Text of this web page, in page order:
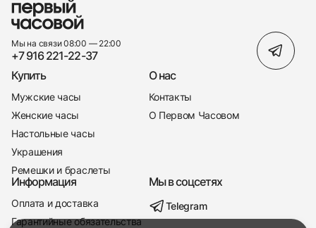
+7 916 221-22-37
Мы на связи 08:00 — 22:00
+7 916 221-22-37
Купить
Мужские часы
Женские часы
Настольные часы
Украшения
Ремешки и браслеты
О нас
Контакты
О Первом Часовом
Информация
Оплата и доставка
Гарантийные обязательства
Мы в соцсетях
Telegram